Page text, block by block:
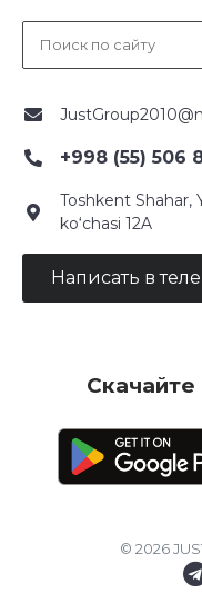
+998 (55) 506
Toshkent Shahar,
ko‘chasi 12A
Написать в
© 2026